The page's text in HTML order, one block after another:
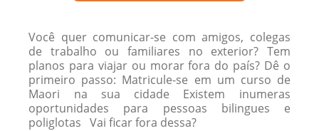
Você quer comunicar-se com amigos, colegas
de trabalho ou familiares no exterior? Tem
planos para viajar ou morar fora do país? Dê o
primeiro passo: Matricule-se em um curso de
Maori na sua cidade Existem inumeras
oportunidades para pessoas bilingues e
poliglotas Vai ficar fora dessa?